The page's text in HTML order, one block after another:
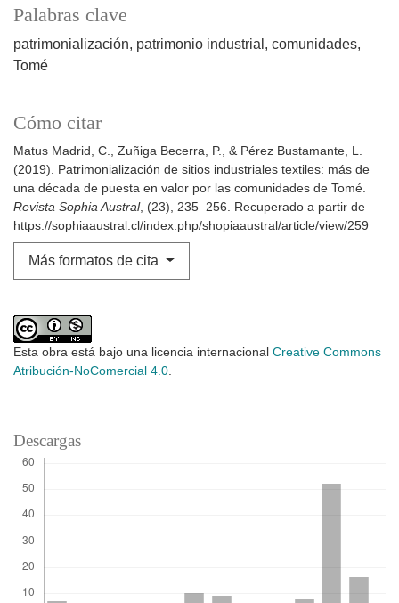
Palabras clave
patrimonialización patrimonio industrial
comunidades
Tomé
Cómo citar
Matus Madrid, C., Zuñiga Becerra, P., & Pérez Bustamante, L.
(2019). Patrimonialización de sitios industriales textiles: más de
una década de puesta en valor por las comunidades de Tomé.
Revista Sophia Austral, (23), 235–256. Recuperado a partir de
https://sophiaaustral.cl/index.php/shopiaaustral/article/view/259
Más formatos de cita
Esta obra está bajo una licencia internacional Creative Commons
Atribución-NoComercial 4.0.
Descargas